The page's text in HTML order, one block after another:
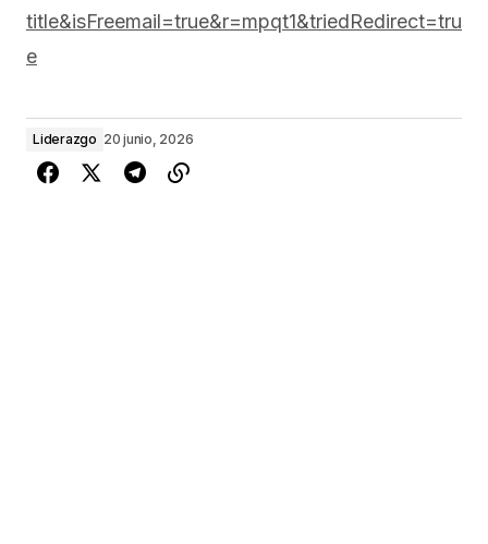
title&isFreemail=true&r=mpqt1&triedRedirect=tru
e
Liderazgo 20 junio, 2026